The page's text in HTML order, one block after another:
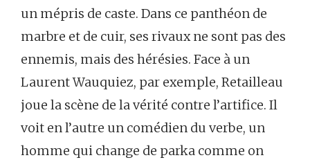
un mépris de caste. Dans ce panthéon de
marbre et de cuir, ses rivaux ne sont pas des
ennemis, mais des hérésies. Face à un
Laurent Wauquiez, par exemple, Retailleau
joue la scène de la vérité contre l’artifice. Il
voit en l’autre un comédien du verbe, un
homme qui change de parka comme on